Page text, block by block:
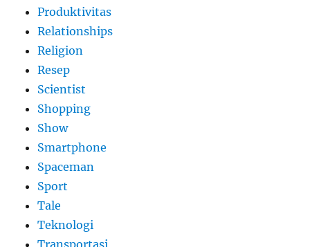
Produktivitas
Relationships
Religion
Resep
Scientist
Shopping
Show
Smartphone
Spaceman
Sport
Tale
Teknologi
Transportasi